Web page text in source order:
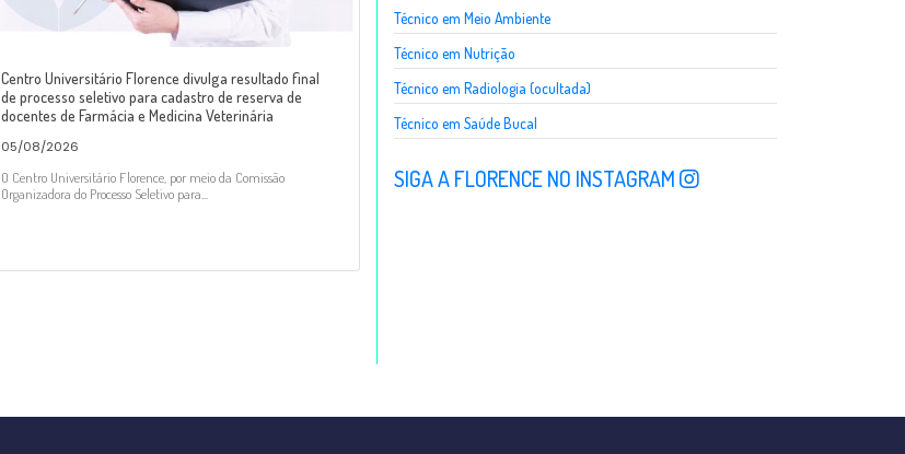
Centro Universitário Florence divulga resultado final
de processo seletivo para cadastro de reserva de
docentes de Farmácia e Medicina Veterinária
05/08/2026
O Centro Universitário Florence, por meio da Comissão
Organizadora do Processo Seletivo para...
Técnico em Meio Ambiente
Técnico em Nutrição
Técnico em Radiologia (ocultada)
Técnico em Saúde Bucal
SIGA A FLORENCE NO INSTAGRAM